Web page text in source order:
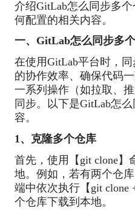
介绍GitLab怎么同步多
何配置的相关内容。
一、GitLab怎么同步多
在使用GitLab平台时，
的协作效率、确保代码一
一系列操作（如拉取、
同步。以下是GitLab怎
容。
1、克隆多个仓库
首先，使用【git clone】
地。例如，若有两个仓
端中依次执行【git clone
个仓库下载到本地。